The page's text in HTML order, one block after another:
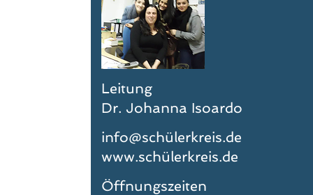
Leitung
Dr. Johanna Isoardo
info@schülerkreis.de
www.schülerkreis.de
​Öffnungszeiten